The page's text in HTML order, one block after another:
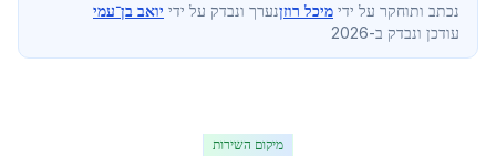
נכתב ותוחקר על ידי מיכל רוזןנערך ונבדק על ידי יואב בן־עמי
עודכן ונבדק ב-2026
מיקום השירות